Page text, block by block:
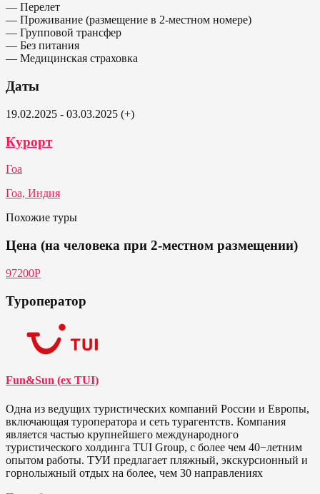
— Перелет
— Проживание (размещение в 2-местном номере)
— Групповой трансфер
— Без питания
— Медицинская страховка
Даты
19.02.2025 - 03.03.2025 (+)
Курорт
Гоа
Гоа, Индия
Похожие туры
Цена (на человека при 2-местном размещении)
97200Р
Туроператор
Fun&Sun (ex TUI)
Одна из ведущих туристических компаний России и Европы,
включающая туроператора и сеть турагентств. Компания
является частью крупнейшего международного
туристического холдинга TUI Group, с более чем 40−летним
опытом работы. ТУИ предлагает пляжный, экскурсионный и
горнолыжный отдых на более, чем 30 направлениях